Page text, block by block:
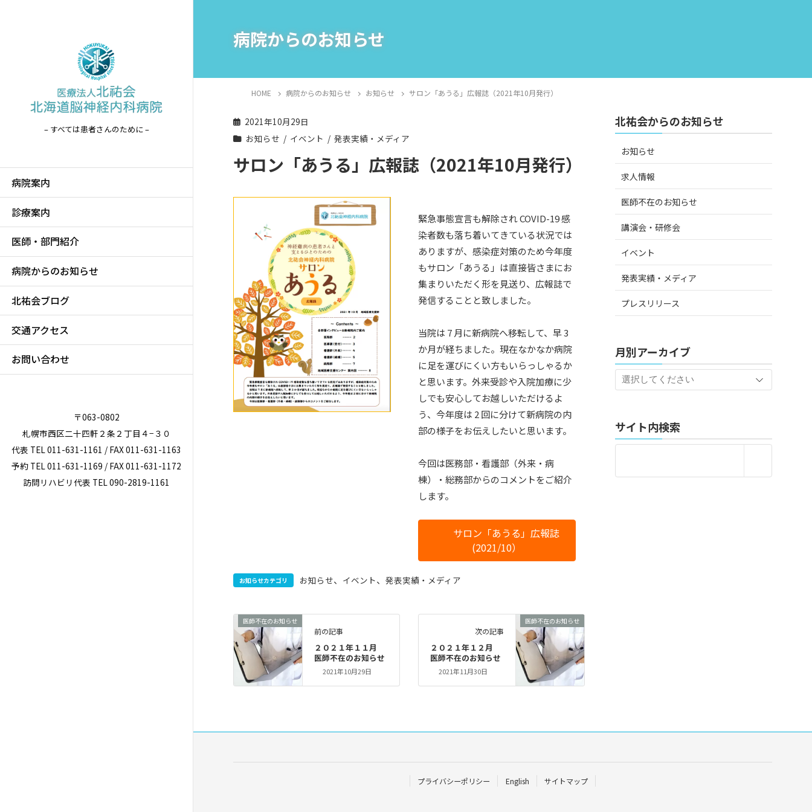
– すべては患者さんのために –
病院案内
診療案内
医師・部門紹介
病院からのお知らせ
北祐会ブログ
交通アクセス
お問い合わせ
〒063-0802
札幌市西区二十四軒２条２丁目４−３０
代表 TEL 011-631-1161 / FAX 011-631-1163
予約 TEL 011-631-1169 / FAX 011-631-1172
訪問リハビリ代表 TEL 090-2819-1161
病院からのお知らせ
HOME 病院からのお知らせ お知らせ サロン「あうる」広報誌（2021年10月発行）
2021年10月29日
お知らせ
イベント 発表実績・メディア
サロン「あうる」広報誌（2021年10月発行）
緊急事態宣言も解除され COVID-19 感
染者数も落ち着いてきている状況では
ありますが、感染症対策のため今年度
もサロン「あうる」は直接皆さまにお
集まりいただく形を見送り、広報誌で
発信することと致しました。
当院は 7 月に新病院へ移転して、早 3
か月が経ちました。現在なかなか病院
に足を運びにくい方もいらっしゃるか
と思います。外来受診や入院加療に少
しでも安心してお越しいただけるよ
う、今年度は 2 回に分けて新病院の内
部の様子をお伝えしたいと思います。
今回は医務部・看護部（外来・病
棟）・総務部からのコメントをご紹介
します。
サロン「あうる」広報誌
(2021/10）
お知らせカテゴリ お知らせ、 イベント、発表実績・メディア
医師不在のお知らせ
前の記事
２０２１年１１月
医師不在のお知らせ
2021年10月29日
医師不在のお知らせ
次の記事
２０２１年１２月
医師不在のお知らせ
2021年11月30日
北祐会からのお知らせ
お知らせ
求人情報
医師不在のお知らせ
講演会・研修会
イベント
発表実績・メディア
プレスリリース
月別アーカイブ
サイト内検索
プライバシーポリシー English サイトマップ